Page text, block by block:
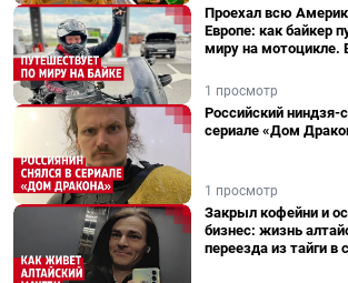
Проехал всю
Европе: как байкер
миру на мотоцикле.
1 просмотр
Российский ниндзя-
сериале «Дом
1 просмотр
Закрыл кофейни и
бизнес: жизнь
переезда из тайги в